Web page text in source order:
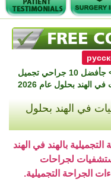
>> جأفضل 10 جراحي تجميل
الهند بحلول عام 2026
في الهند بحلول
بالهند في الهند
المصنف ضمن أفضل 10 مستشفيات لجراحات
الجراحة التجميلية.